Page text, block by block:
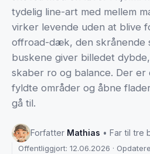
tydelig line-art med mellem
virker levende uden at blive
offroad-dæk, den skrånende
buskene giver billedet
skaber ro og balance. Der er
fyldte områder og åbne
gå til.
Forfatter Mathias • Far til tre
Offentliggjort: 12.06.2026 ·